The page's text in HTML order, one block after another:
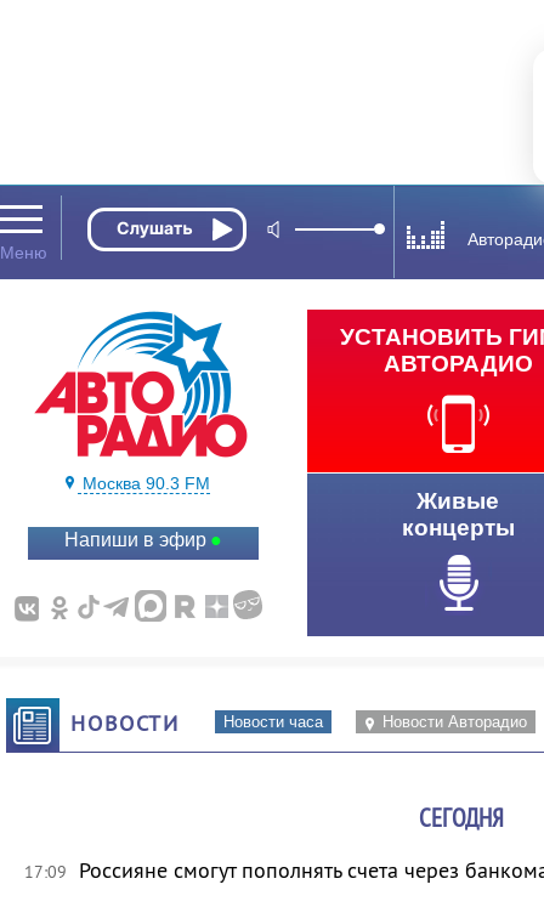
Москва 90.3 FM
Напиши в эфир
УСТАНОВИТЬ
АВТОРАДИО
Живые
концерты
НОВОСТИ Новости часа Новости Авторадио
СЕГОДНЯ
17:09 Россияне смогут пополнять счета через